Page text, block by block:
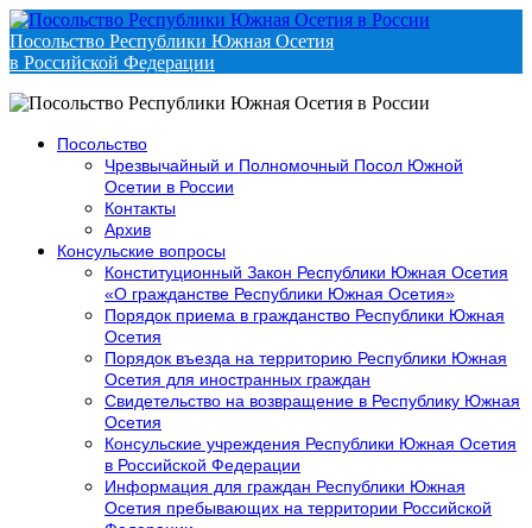
Посольство Республики Южная Осетия
в Российской Федерации
Посольство
Чрезвычайный и Полномочный Посол Южной
Осетии в России
Контакты
Архив
Консульские вопросы
Конституционный Закон Республики Южная Осетия
«О гражданстве Республики Южная Осетия»
Порядок приема в гражданство Республики Южная
Осетия
Порядок въезда на территорию Республики Южная
Осетия для иностранных граждан
Свидетельство на возвращение в Республику Южная
Осетия
Консульские учреждения Республики Южная Осетия
в Российской Федерации
Информация для граждан Республики Южная
Осетия пребывающих на территории Российской